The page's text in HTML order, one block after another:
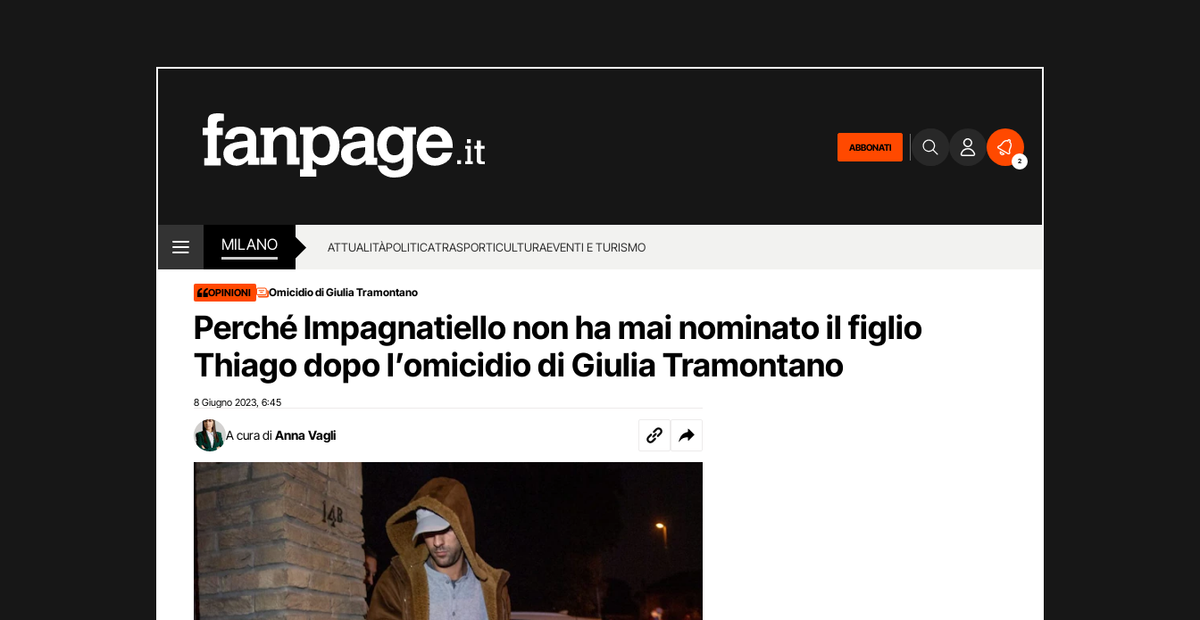
ABBONATI
2
MILANO ATTUALITÀPOLITICATRASPORTICULTURAEVENTI E TURISMO
OPINIONI Omicidio di Giulia Tramontano
Perché Impagnatiello non ha mai nominato il figlio
Thiago dopo l’omicidio di Giulia Tramontano
8 Giugno 2023 6:45
A cura di Anna Vagli